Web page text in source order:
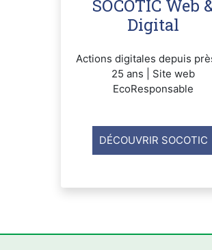
SOCOTIC Web
Digital
Actions digitales depuis
25 ans | Site web
EcoResponsable
DÉCOUVRIR SOCOTIC